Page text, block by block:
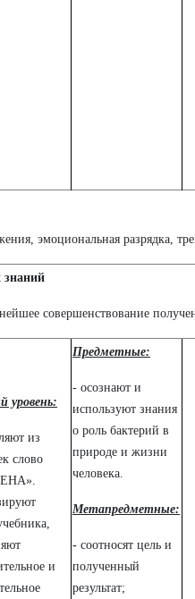
эмоциональная разрядка,
знаний
совершенствование
уровень:
из
слово
и
Предметные:
- осознают и
используют знания
о роль бактерий в
природе и жизни
человека.
Метапредметные:
- соотносят цель и
полученный
результат;